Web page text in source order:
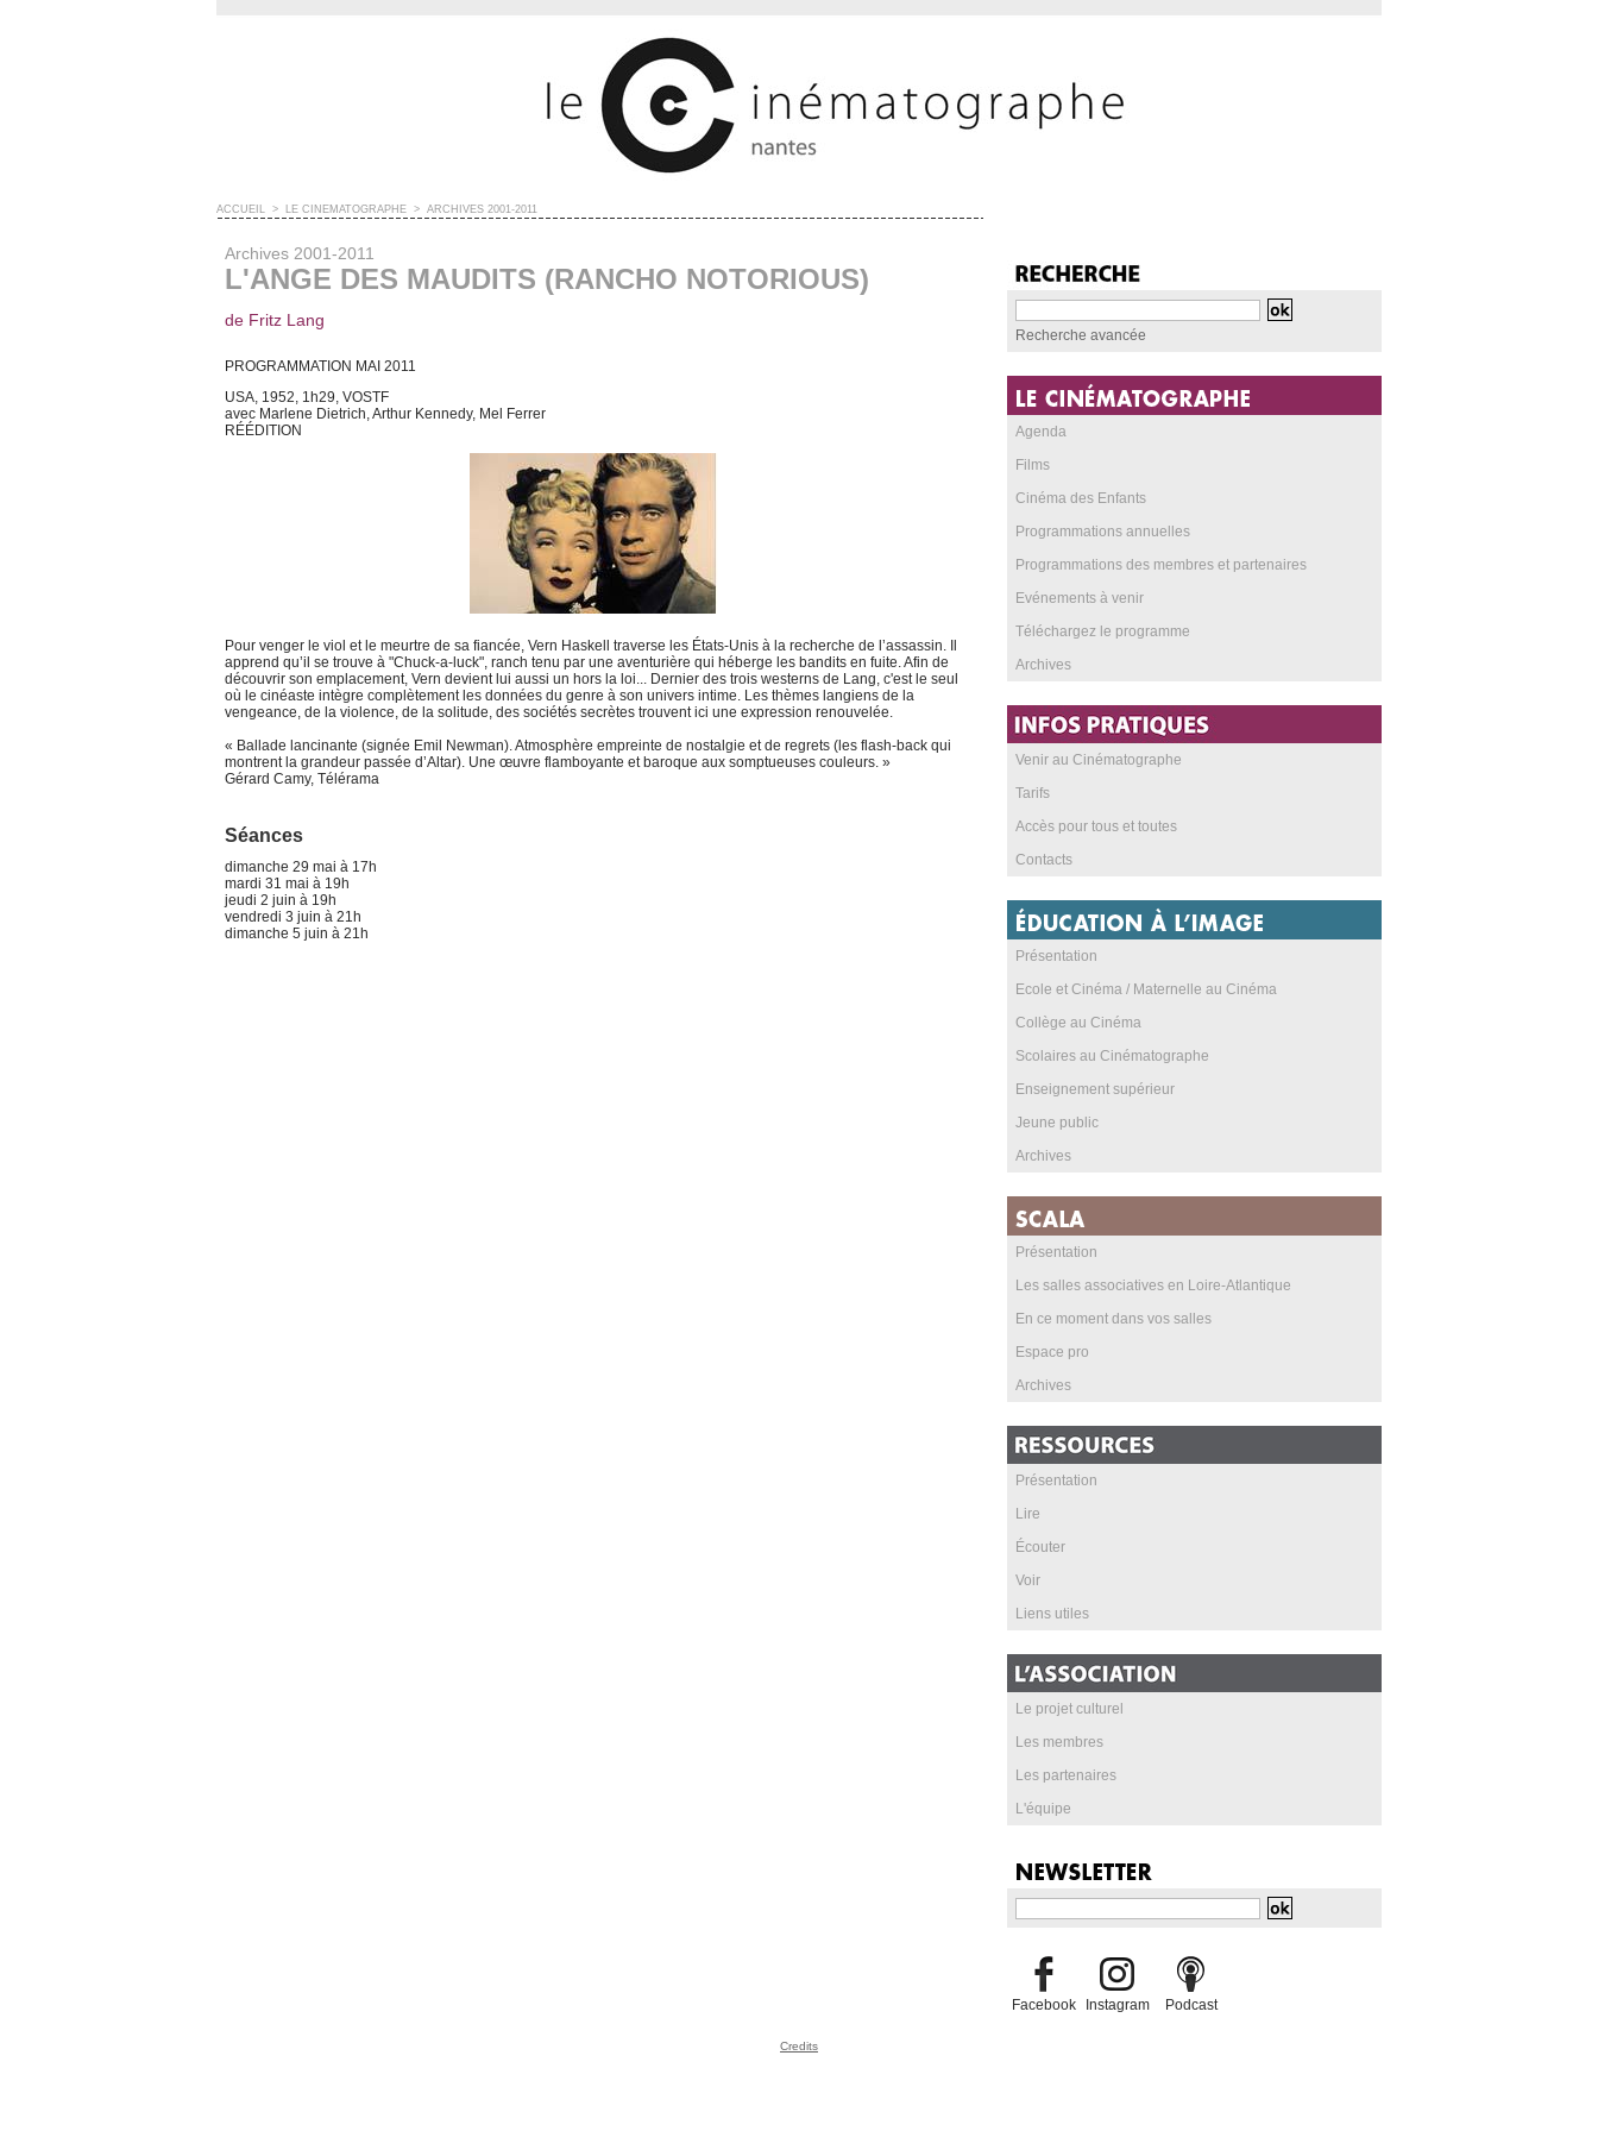
ACCUEIL > LE CINÉMATOGRAPHE > ARCHIVES 2001-2011
Archives 2001-2011
L'ANGE DES MAUDITS (RANCHO NOTORIOUS)
de Fritz Lang
PROGRAMMATION MAI 2011
USA, 1952, 1h29, VOSTF
avec Marlene Dietrich, Arthur Kennedy, Mel Ferrer
RÉÉDITION
Pour venger le viol et le meurtre de sa fiancée, Vern Haskell traverse les États-Unis à la recherche de l’assassin. Il
apprend qu’il se trouve à "Chuck-a-luck", ranch tenu par une aventurière qui héberge les bandits en fuite. Afin de
découvrir son emplacement, Vern devient lui aussi un hors la loi... Dernier des trois westerns de Lang, c'est le seul
où le cinéaste intègre complètement les données du genre à son univers intime. Les thèmes langiens de la
vengeance, de la violence, de la solitude, des sociétés secrètes trouvent ici une expression renouvelée.
« Ballade lancinante (signée Emil Newman). Atmosphère empreinte de nostalgie et de regrets (les flash-back qui
montrent la grandeur passée d’Altar). Une œuvre flamboyante et baroque aux somptueuses couleurs. »
Gérard Camy, Télérama
Séances
dimanche 29 mai à 17h
mardi 31 mai à 19h
jeudi 2 juin à 19h
vendredi 3 juin à 21h
dimanche 5 juin à 21h
Recherche avancée
Agenda
Films
Cinéma des Enfants
Programmations annuelles
Programmations des membres et partenaires
Evénements à venir
Téléchargez le programme
Archives
Venir au Cinématographe
Tarifs
Accès pour tous et toutes
Contacts
Présentation
Ecole et Cinéma / Maternelle au Cinéma
Collège au Cinéma
Scolaires au Cinématographe
Enseignement supérieur
Jeune public
Archives
Présentation
Les salles associatives en Loire-Atlantique
En ce moment dans vos salles
Espace pro
Archives
Présentation
Lire
Écouter
Voir
Liens utiles
Le projet culturel
Les membres
Les partenaires
L'équipe
Facebook Instagram Podcast
Credits